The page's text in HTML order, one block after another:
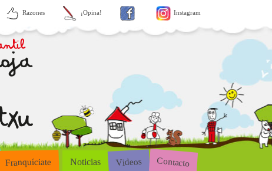
Razones ¡Opina! Instagram
Franquíciate Noticias Videos Contacto